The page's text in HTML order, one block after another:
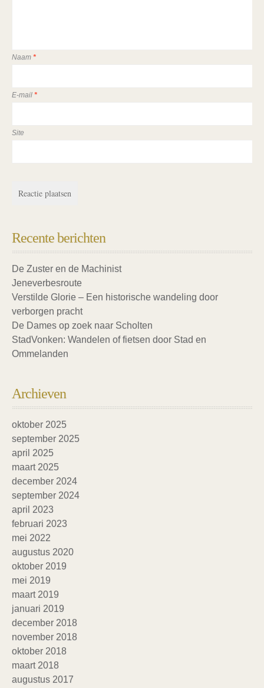
Naam *
E-mail *
Site
Recente berichten
De Zuster en de Machinist
Jeneverbesroute
Verstilde Glorie – Een historische wandeling door
verborgen pracht
De Dames op zoek naar Scholten
StadVonken: Wandelen of fietsen door Stad en
Ommelanden
Archieven
oktober 2025
september 2025
april 2025
maart 2025
december 2024
september 2024
april 2023
februari 2023
mei 2022
augustus 2020
oktober 2019
mei 2019
maart 2019
januari 2019
december 2018
november 2018
oktober 2018
maart 2018
augustus 2017